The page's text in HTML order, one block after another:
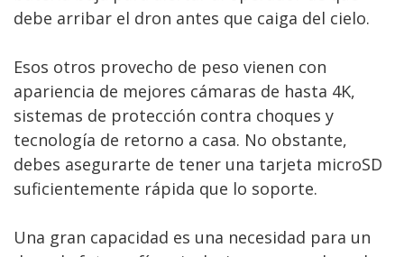
debe arribar el dron antes que caiga del cielo.
Esos otros provecho de peso vienen con
apariencia de mejores cámaras de hasta 4K,
sistemas de protección contra choques y
tecnología de retorno a casa. No obstante,
debes asegurarte de tener una tarjeta microSD
suficientemente rápida que lo soporte.
Una gran capacidad es una necesidad para un